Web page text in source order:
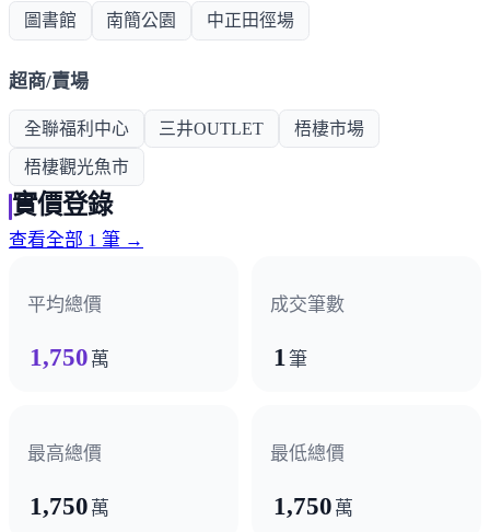
圖書館 南簡公園 中正田徑場
超商/賣場
全聯福利中心 三井OUTLET 梧棲市場
梧棲觀光魚市
實價登錄
查看全部 1 筆 →
平均總價
1,750 萬
成交筆數
1 筆
最高總價
1,750 萬
最低總價
1,750 萬